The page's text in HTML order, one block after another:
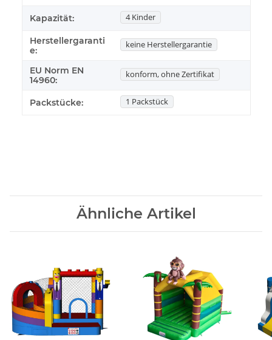
Kapazität: 4 Kinder
Herstellergaranti
e:
keine Herstellergarantie
EU Norm EN
14960:
konform, ohne Zertifikat
Packstücke: 1 Packstück
Ähnliche Artikel